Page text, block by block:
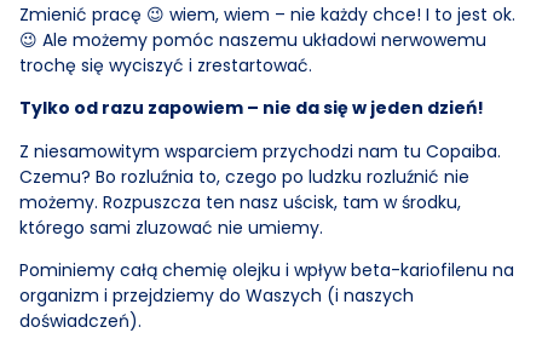
Zmienić pracę 😉 wiem, wiem – nie każdy chce! I to jest ok.
😉 Ale możemy pomóc naszemu układowi nerwowemu
trochę się wyciszyć i zrestartować.
Tylko od razu zapowiem – nie da się w jeden dzień!
Z niesamowitym wsparciem przychodzi nam tu Copaiba.
Czemu? Bo rozluźnia to, czego po ludzku rozluźnić nie
możemy. Rozpuszcza ten nasz uścisk, tam w środku,
którego sami zluzować nie umiemy.
Pominiemy całą chemię olejku i wpływ beta-kariofilenu na
organizm i przejdziemy do Waszych (i naszych
doświadczeń).